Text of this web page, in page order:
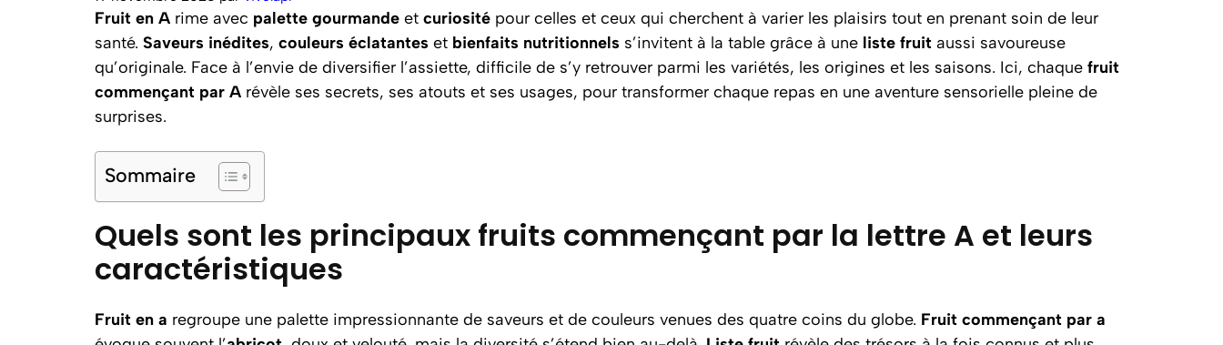
Fruit en A rime avec palette gourmande et curiosité pour celles et ceux qui cherchent à varier les plaisirs tout en prenant soin de leur
santé. Saveurs inédites, couleurs éclatantes et bienfaits nutritionnels s’invitent à la table grâce à une liste fruit aussi savoureuse
qu’originale. Face à l’envie de diversifier l’assiette, difficile de s’y retrouver parmi les variétés, les origines et les saisons. Ici, chaque fruit
commençant par A révèle ses secrets, ses atouts et ses usages, pour transformer chaque repas en une aventure sensorielle pleine de
surprises.
Sommaire
Quels sont les principaux fruits commençant par la lettre A et leurs
caractéristiques
Fruit en a regroupe une palette impressionnante de saveurs et de couleurs venues des quatre coins du globe. Fruit commençant par a